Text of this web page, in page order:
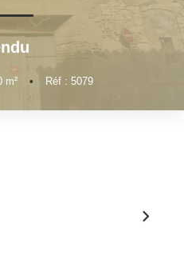
Locative
m² • Réf : 5079